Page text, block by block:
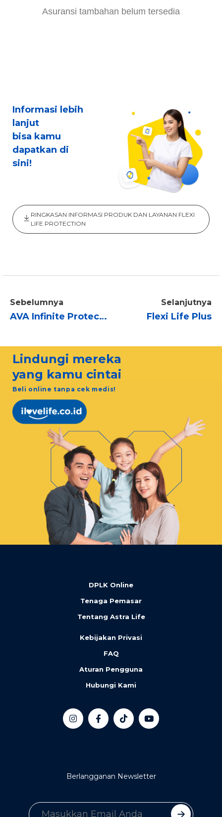
Asuransi tambahan belum tersedia
Informasi lebih
lanjut
bisa kamu
dapatkan di
sini!
RINGKASAN INFORMASI PRODUK DAN LAYANAN FLEXI
LIFE PROTECTION
Sebelumnya
AVA Infinite Protection
Selanjutnya
Flexi Life Plus
Lindungi mereka
yang kamu cintai
Beli online tanpa cek medis!
DPLK Online
Tenaga Pemasar
Tentang Astra Life
Kebijakan Privasi
FAQ
Aturan Pengguna
Hubungi Kami
Berlangganan Newsletter